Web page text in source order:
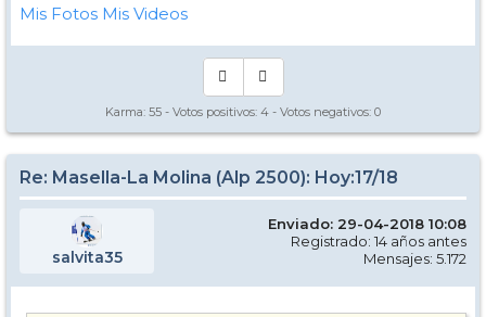
Mis Fotos Mis Videos
Karma: 55 - Votos positivos: 4 - Votos negativos: 0
Re: Masella-La Molina (Alp 2500): Hoy:17/18
salvita35
Enviado: 29-04-2018 10:08
Registrado: 14 años antes
Mensajes: 5.172